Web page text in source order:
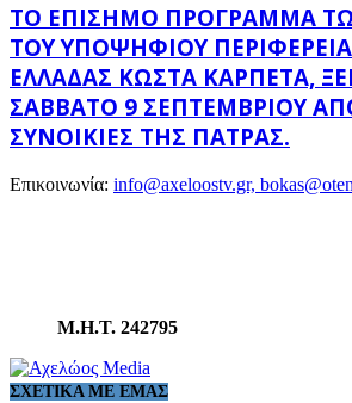
ΤΟ ΕΠΊΣΗΜΟ ΠΡΌΓΡΑΜΜΑ
ΤΟΥ ΥΠΟΨΉΦΙΟΥ
ΕΛΛΆΔΑΣ ΚΏΣΤΑ ΚΑΡΠΈΤΑ,
ΣΆΒΒΑΤΟ 9 ΣΕΠΤΕΜΒΡΊΟΥ
ΣΥΝΟΙΚΊΕΣ ΤΗΣ ΠΆΤΡΑΣ.
Επικοινωνία: info@axeloostv.gr,
Μ.Η.Τ. 242795
ΣΧΕΤΙΚΆ ΜΕ ΕΜΆΣ